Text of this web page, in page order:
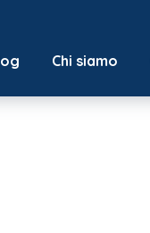
Chi siamo